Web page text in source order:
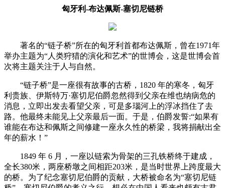
匈牙利-布达佩斯-塞切尼链桥
著名的“链子桥”所在的匈牙利首都布达佩斯，曾在1971年
举办主题为“人类狩猎的演化和艺术”的世博会，这是世博会首
次将主题关注于人与自然。
“链子桥”是一座很有故事的古桥，1820 年的寒冬，匈牙
利贵族、伊斯特万·塞切尼伯爵忽然得到父亲在维也纳病危的
消息，立即出发去看望父亲，可是多瑙河上的浮冰挡住了去
路。他最终未能见上父亲最后一面。于是，伯爵发誓:“如果有
谁能在布达和佩斯之间修建一座永久性的桥梁，我将捐献出全
年的薪水！”
1849 年 6 月，一座以链索为骨架的三孔铁桥终于建成，
全长380米，两座桥墩之间相距203米，是当时世界上跨度最大
的桥。为了纪念塞切尼伯爵的贡献，大桥被命名为“塞切尼链